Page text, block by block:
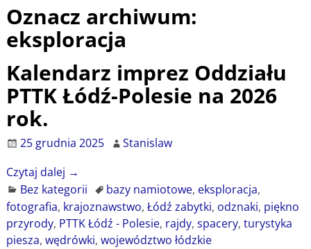
Oznacz archiwum:
eksploracja
Kalendarz imprez Oddziału
PTTK Łódź-Polesie na 2026
rok.
25 grudnia 2025
Stanislaw
Czytaj dalej →
Bez kategorii
bazy namiotowe, eksploracja,
fotografia, krajoznawstwo, Łódź zabytki, odznaki, piękno
przyrody, PTTK Łódź - Polesie, rajdy, spacery, turystyka
piesza, wędrówki, województwo łódzkie